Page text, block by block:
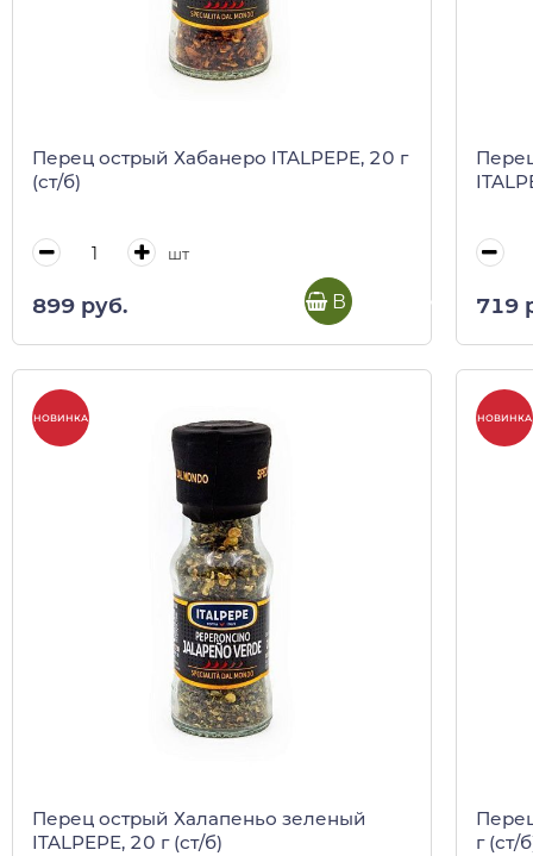
Перец острый Хабанеро ITALPEPE, 20 г
(ст/б)
шт
899 руб. В корзину 719
НОВИНКА
Перец острый Халапеньо зеленый
ITALPEPE, 20 г (ст/б)
НОВИНКА
г (ст/